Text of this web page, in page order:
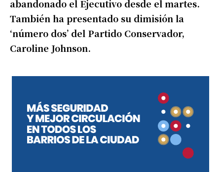
abandonado el Ejecutivo desde el martes.
También ha presentado su dimisión la
‘número dos’ del Partido Conservador,
Caroline Johnson.